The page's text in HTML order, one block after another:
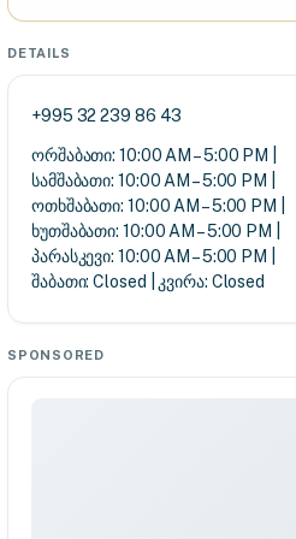
DETAILS
+995 32 239 86 43
ორშაბათი: 10:00 AM – 5:00 PM |
სამშაბათი: 10:00 AM – 5:00 PM |
ოთხშაბათი: 10:00 AM – 5:00 PM |
ხუთშაბათი: 10:00 AM – 5:00 PM |
პარასკევი: 10:00 AM – 5:00 PM |
შაბათი: Closed | კვირა: Closed
SPONSORED